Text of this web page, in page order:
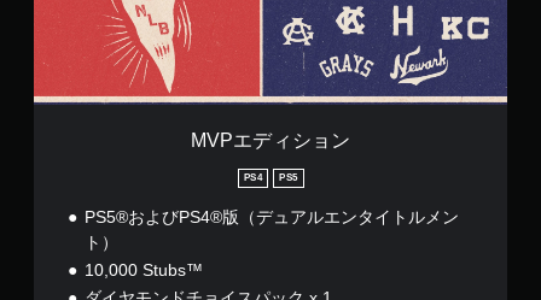
MVPエディション
PS4 PS5
PS5®およびPS4®版（デュアルエンタイトルメン
ト）
10,000 Stubs™